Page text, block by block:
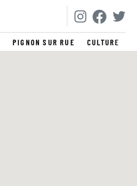
PIGNON SUR RUE CULTURE